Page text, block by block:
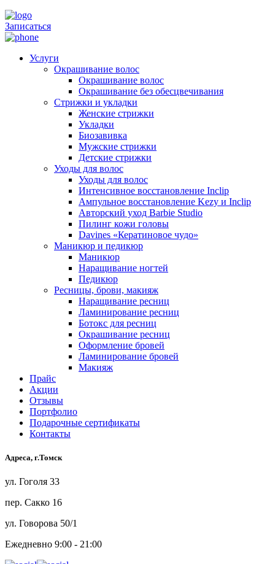
Записаться
Услуги
Окрашивание волос
Окрашивание волос
Окрашивание без обесцвечивания
Стрижки и укладки
Женские стрижки
Укладки
Биозавивка
Мужские стрижки
Детские стрижки
Уходы для волос
Уходы для волос
Интенсивное восстановление Inclip
Ампульное восстановление Kezy и Inclip
Авторский уход Barbie Studio
Пилинг кожи головы
Davines «Кератиновое чудо»
Маникюр и педикюр
Маникюр
Наращивание ногтей
Педикюр
Ресницы, брови, макияж
Наращивание ресниц
Ламинирование ресниц
Ботокс для ресниц
Окрашивание ресниц
Оформление бровей
Ламинирование бровей
Макияж
Прайс
Акции
Отзывы
Портфолио
Подарочные сертификаты
Контакты
Адреса, г.Томск
ул. Гоголя 33
пер. Сакко 16
ул. Говорова 50/1
Ежедневно 9:00 - 21:00